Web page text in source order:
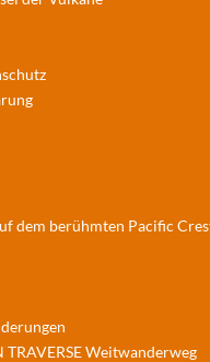
dem berühmten Pacific
TRAVERSE Weitwanderweg